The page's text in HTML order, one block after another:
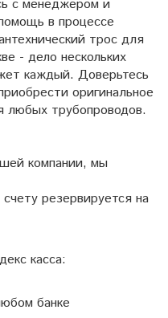
с менеджером и
в процессе
трос для
- дело нескольких
каждый. Доверьтесь
оригинальное
любых трубопроводов.
компании, мы
резервируется на
касса:
банке